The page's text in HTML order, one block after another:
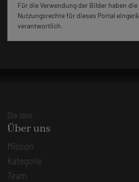
Für die Verwendung der Bilder haben
Nutzungsrechte für dieses Portal
verantwortlich.
Die Idee
Über uns
Mission
Kategorie
Team